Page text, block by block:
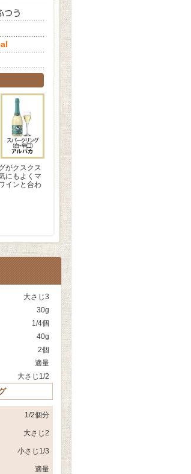
がクスクス
にもよくマ
インと合わ
大さじ3
30g
1/4個
40g
2個
適量
大さじ1/2
1/2個分
大さじ2
小さじ1/3
適量